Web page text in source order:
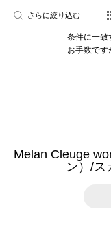
さらに絞り込む
条件に一致
お手数です
Melan Cleuge
ン）/ス